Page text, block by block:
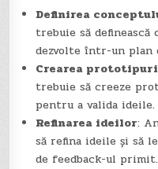
Definirea
trebuie să
dezvolte într-un plan
Crearea
trebuie să creeze
pentru a valida ideile.
Refinarea ideilor:
să refina ideile și să
de feedback-ul primit.